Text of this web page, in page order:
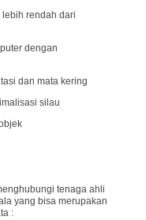
rendah dari
dengan
dan mata kering
silau
tenaga ahli
yang bisa merupakan
: